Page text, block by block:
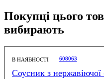
Покупці цього
вибирають
В НАЯВНОСТІ 608063
Соусник з нержавіючої